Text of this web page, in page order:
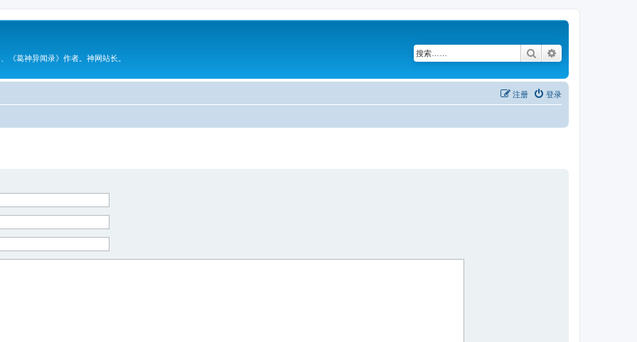
《葛神异闻录》作者。神网站长。 搜索
登录
注册